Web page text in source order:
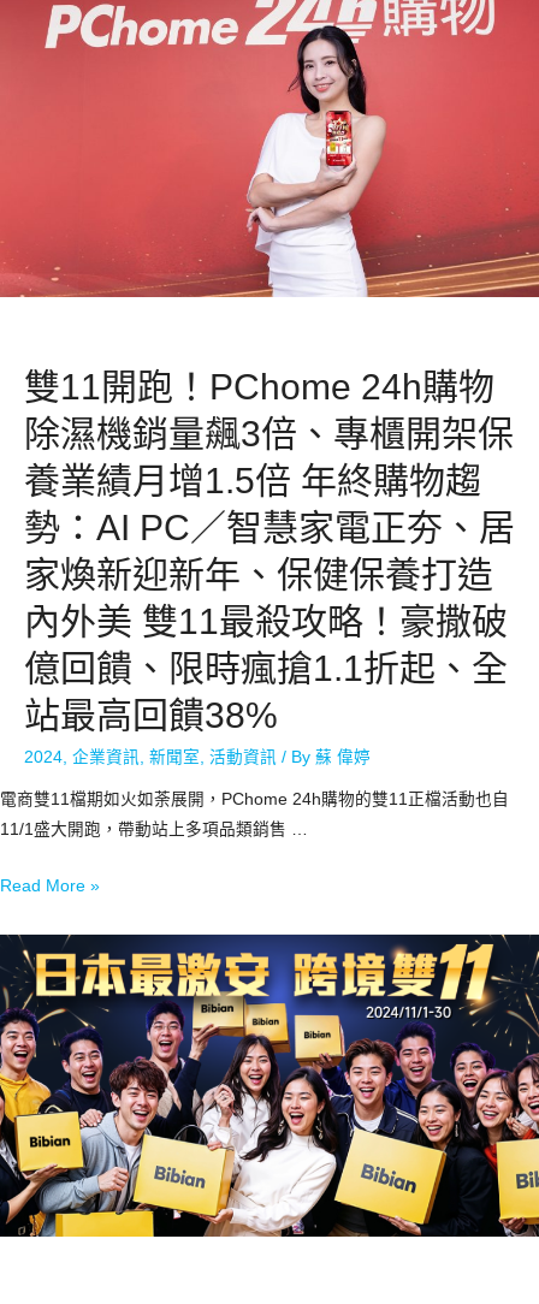
雙11開跑！PChome 24h購物
除濕機銷量飆3倍、專櫃開架保
養業績月增1.5倍 年終購物趨
勢：AI PC／智慧家電正夯、居
家煥新迎新年、保健保養打造
內外美 雙11最殺攻略！豪撒破
億回饋、限時瘋搶1.1折起、全
站最高回饋38%
2024 企業資訊 新聞室 活動資訊 / By 蘇 偉婷
電商雙11檔期如火如荼展開，PChome 24h購物的雙11正檔活動也自
11/1盛大開跑，帶動站上多項品類銷售 …
Read More »